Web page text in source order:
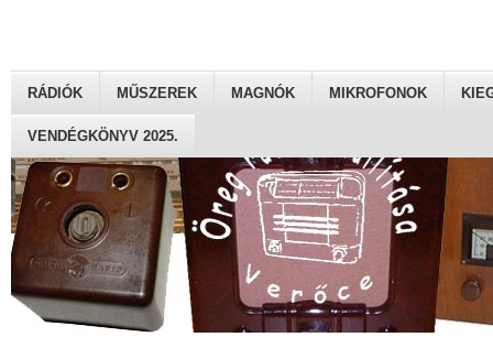
RÁDIÓK MŰSZEREK MAGNÓK MIKROFONOK
VENDÉGKÖNYV 2025.